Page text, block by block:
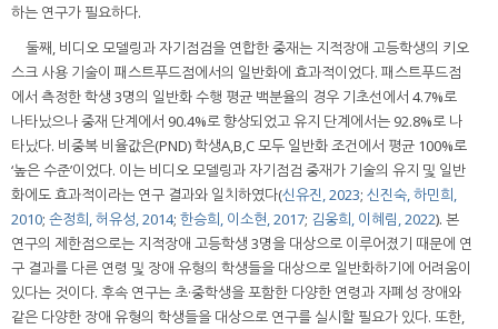
하는 연구가 필요하다.
둘째, 비디오 모델링과 자기점검을 연합한 중재는 지적장애 고등학생의 키오
스크 사용 기술이 패스트푸드점에서의 일반화에 효과적이었다. 패스트푸드점
에서 측정한 학생 3명의 일반화 수행 평균 백분율의 경우 기초선에서 4.7%로
나타났으나 중재 단계에서 90.4%로 향상되었고 유지 단계에서는 92.8%로 나
타났다. 비중복 비율값은(PND) 학생A,B,C 모두 일반화 조건에서 평균 100%로
‘높은 수준’이었다. 이는 비디오 모델링과 자기점검 중재가 기술의 유지 및 일반
화에도 효과적이라는 연구 결과와 일치하였다(신유진, 2023; 신진숙, 하민희,
2010; 손정희, 허유성, 2014; 한승희, 이소현, 2017; 김웅희, 이혜림, 2022). 본
연구의 제한점으로는 지적장애 고등학생 3명을 대상으로 이루어졌기 때문에 연
구 결과를 다른 연령 및 장애 유형의 학생들을 대상으로 일반화하기에 어려움이
있다는 것이다. 후속 연구는 초·중학생을 포함한 다양한 연령과 자폐성 장애와
같은 다양한 장애 유형의 학생들을 대상으로 연구를 실시할 필요가 있다. 또한,